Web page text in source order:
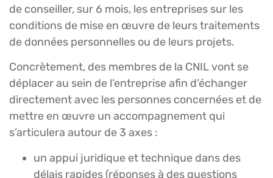
de conseiller, sur 6 mois, les entreprises sur les
conditions de mise en œuvre de leurs traitements
de données personnelles ou de leurs projets.
Concrètement, des membres de la CNIL vont se
déplacer au sein de l’entreprise afin d’échanger
directement avec les personnes concernées et de
mettre en œuvre un accompagnement qui
s’articulera autour de 3 axes :
un appui juridique et technique dans des
délais rapides (réponses à des questions